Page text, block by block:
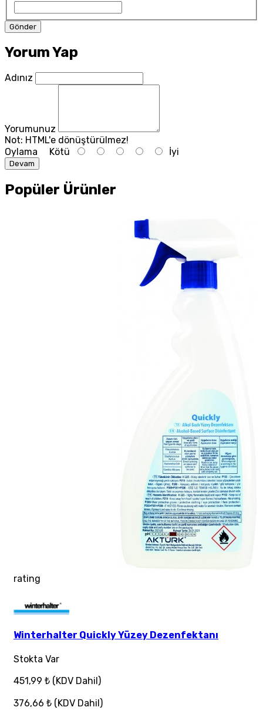
Yorum Yap
Adınız
Yorumunuz
Not: HTML'e dönüştürülmez!
Oylama Kötü İyi
Devam
Popüler Ürünler
rating
Winterhalter Quickly Yüzey Dezenfektanı
Stokta Var
451,99 ₺ (KDV Dahil)
376,66 ₺ (KDV Dahil)